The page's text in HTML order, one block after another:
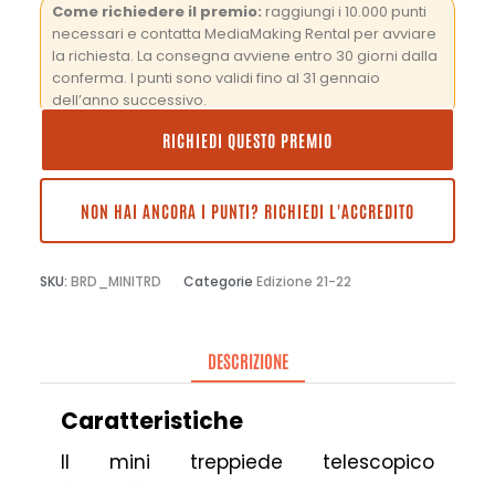
Come richiedere il premio: raggiungi i 10.000 punti
necessari e contatta MediaMaking Rental per avviare
la richiesta. La consegna avviene entro 30 giorni dalla
conferma. I punti sono validi fino al 31 gennaio
dell’anno successivo.
RICHIEDI QUESTO PREMIO
NON HAI ANCORA I PUNTI? RICHIEDI L'ACCREDITO
SKU: BRD_MINITRD Categorie Edizione 21-22
DESCRIZIONE
Caratteristiche
Il mini treppiede telescopico